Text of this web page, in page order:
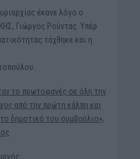
έκανε λόγο ο
Γιώργος Ρούντας. Υπέρ
τάχθηκε και η
το πρωτοφανές σε όλη την
από την πρώτη κάλπη και
δημοτικό του συμβούλιο»,